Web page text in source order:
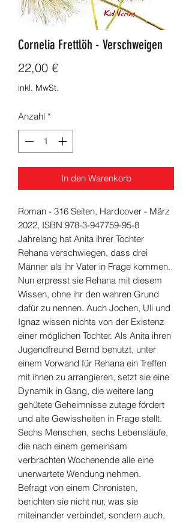
Cornelia Frettlöh - Verschweigen
22,00 €Preis
inkl. MwSt.
Anzahl *
In den Warenkorb
Roman - 316 Seiten, Hardcover - März
2022, ISBN 978-3-947759-95-8
Jahrelang hat Anita ihrer Tochter
Rehana verschwiegen, dass drei
Männer als ihr Vater in Frage kommen.
Nun erpresst sie Rehana mit diesem
Wissen, ohne ihr den wahren Grund
dafür zu nennen. Auch Jochen, Uli und
Ignaz wissen nichts von der Existenz
einer möglichen Tochter. Als Anita ihren
Jugendfreund Bernd benutzt, unter
einem Vorwand für Rehana ein Treffen
mit ihnen zu arrangieren, setzt sie eine
Dynamik in Gang, die weitere lang
gehütete Geheimnisse zutage fördert
und alte Gewissheiten in Frage stellt.
Sechs Menschen, sechs Lebensläufe,
die nach einem gemeinsam
verbrachten Wochenende alle eine
unerwartete Wendung nehmen.
Befragt von einem Chronisten,
berichten sie nicht nur, was sie
miteinander verbindet, sondern auch,